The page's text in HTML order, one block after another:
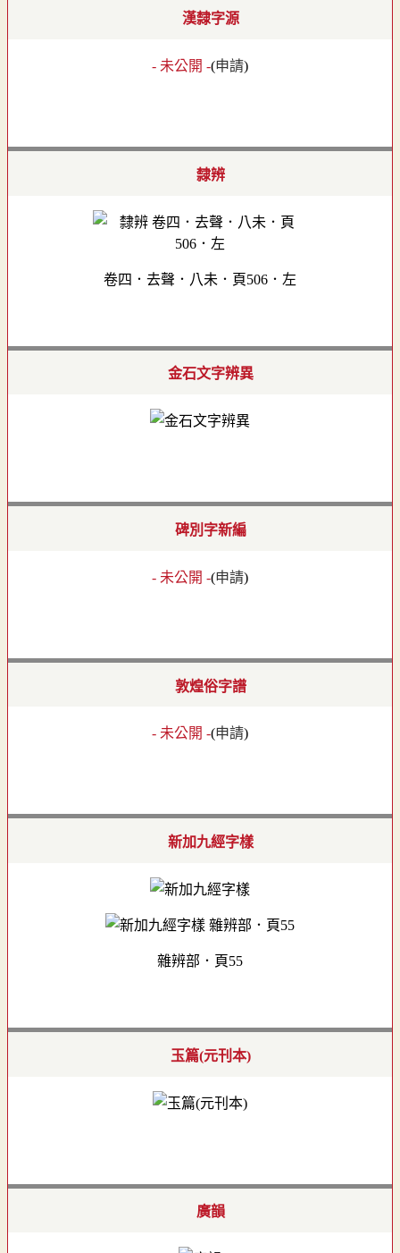
漢隸字源
- 未公開 -(申請)
隸辨
卷四．去聲．八未．頁506．左
金石文字辨異
碑別字新編
- 未公開 -(申請)
敦煌俗字譜
- 未公開 -(申請)
新加九經字樣
雜辨部．頁55
玉篇(元刊本)
廣韻